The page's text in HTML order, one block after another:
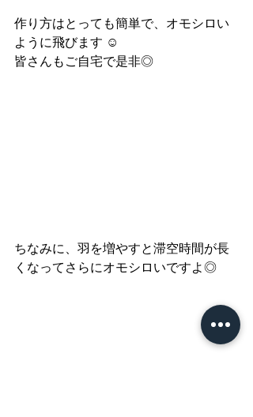
作り方はとっても簡単で、オモシロい
ように飛びます ☺︎
皆さんもご自宅で是非◎
ちなみに、羽を増やすと滞空時間が長
くなってさらにオモシロいですよ◎